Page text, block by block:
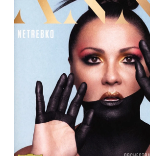
Телеграм
Макс
ВКонтакте
Одноклассники